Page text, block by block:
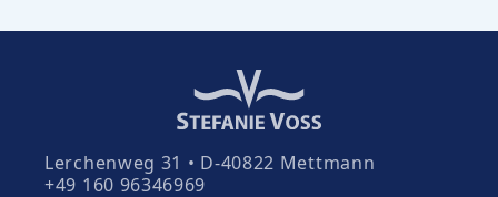
Lerchenweg 31 • D-40822 Mettmann
+49 160 96346969